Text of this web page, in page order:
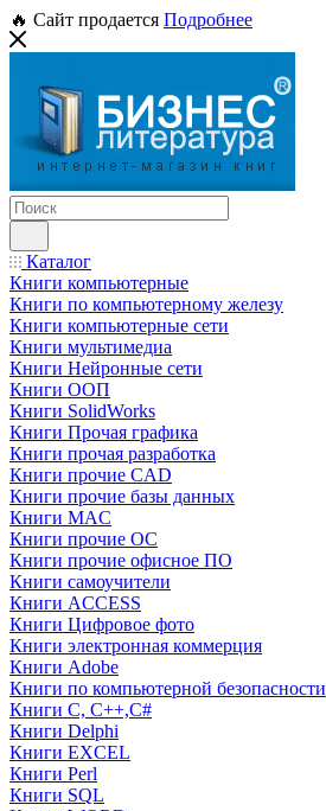
🔥 Сайт продается Подробнее
Каталог
Книги компьютерные
Книги по компьютерному железу
Книги компьютерные сети
Книги мультимедиа
Книги Нейронные сети
Книги ООП
Книги SolidWorks
Книги Прочая графика
Книги прочая разработка
Книги прочие CAD
Книги прочие базы данных
Книги MAC
Книги прочие ОС
Книги прочие офисное ПО
Книги самоучители
Книги ACCESS
Книги Цифровое фото
Книги электронная коммерция
Книги Adobe
Книги по компьютерной безопасности
Книги C, C++,С#
Книги Delphi
Книги EXCEL
Книги Perl
Книги SQL